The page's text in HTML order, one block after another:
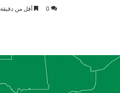
0 أقل من دقيقة